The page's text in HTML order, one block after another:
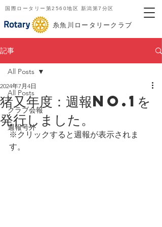
​糸魚川ロータリークラブ
国際ロータリー第2560地区 新潟第7分区
記事
All Posts
クラブ会報
週報号外
All Posts
猪又年度：週報No.1を
発行しました。
2024年7月4日
※クリックすると週報が表示されま
す。